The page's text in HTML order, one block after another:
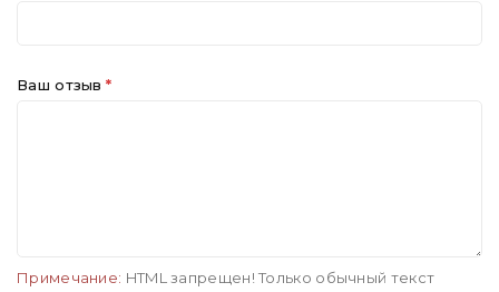
Ваш отзыв
Примечание: HTML запрещен! Только обычный текст